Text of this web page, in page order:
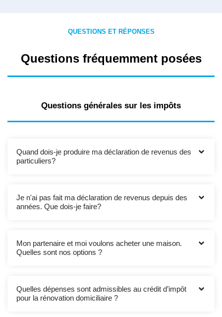
QUESTIONS ET RÉPONSES
Questions fréquemment posées
Questions générales sur les impôts
Quand dois-je produire ma déclaration de revenus des
particuliers?
Je n'ai pas fait ma déclaration de revenus depuis des
années. Que dois-je faire?
Mon partenaire et moi voulons acheter une maison.
Quelles sont nos options ?
Quelles dépenses sont admissibles au crédit d’impôt
pour la rénovation domiciliaire ?